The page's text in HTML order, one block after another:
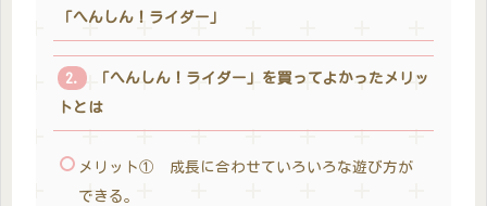
「へんしん！ライダー」
「へんしん！ライダー」を買ってよかったメリッ
トとは
メリット① 成長に合わせていろいろな遊び方が
できる。